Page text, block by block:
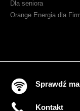
Dla seniora
Orange Energia dla
Sprawdź
Kontakt